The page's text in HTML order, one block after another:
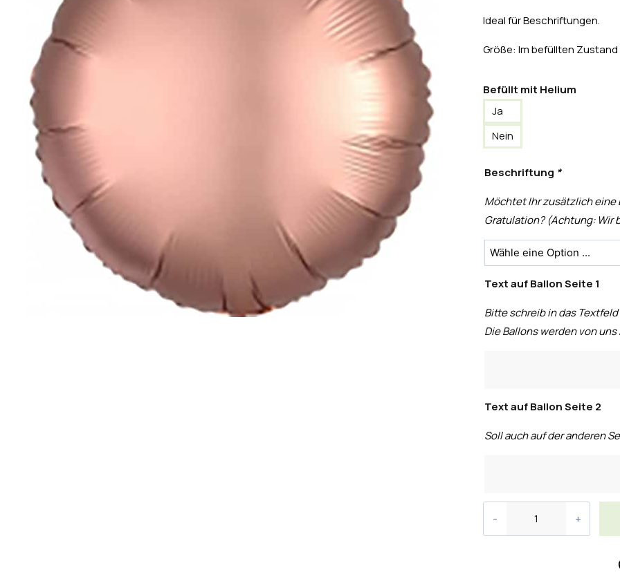
Ideal für Beschriftungen.
Größe: Im befüllten
Befüllt mit Helium
Ja
Nein
Beschriftung *
Möchtet Ihr zusätzlich eine
Gratulation? (Achtung: Wir
Text auf Ballon Seite 1
Bitte schreib in das
Die Ballons werden von
Text auf Ballon Seite 2
Soll auch auf der anderen